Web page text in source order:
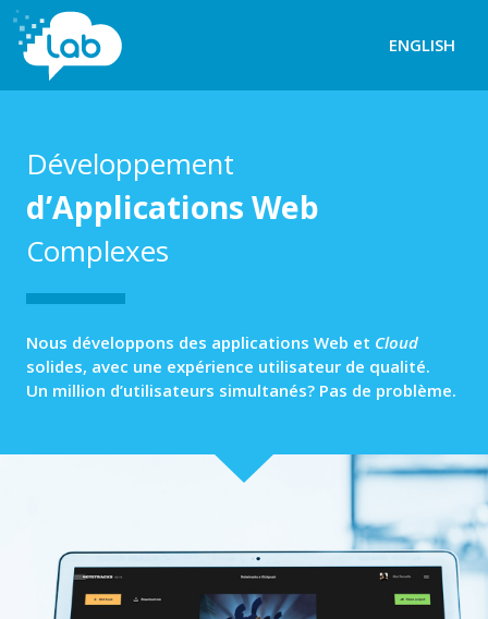
ENGLISH
Développement
d’Applications Web
Complexes
Nous développons des applications Web et Cloud
solides, avec une expérience utilisateur de qualité.
Un million d’utilisateurs simultanés? Pas de problème.